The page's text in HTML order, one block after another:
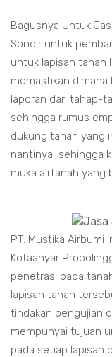
Bagusnya Untuk
Sondir untuk
untuk lapisan tanah
memastikan
laporan dari tahap-
sehingga rumus
dukung tanah yang
nantinya, sehingga
muka airtanah yang
PT. Mustika Airbumi
Kotaanyar
penetrasi pada
lapisan tanah
tindakan pengujian
mempunyai tujuan
pada setiap lapisan